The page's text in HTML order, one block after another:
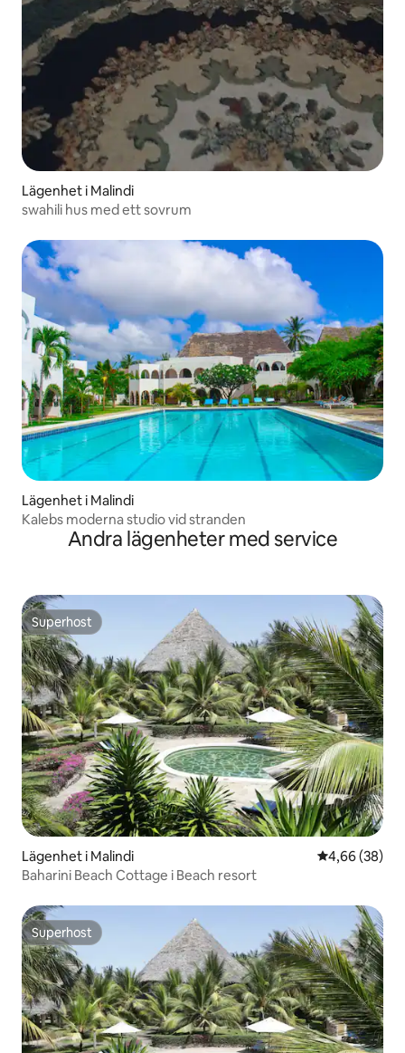
Lägenhet i Malindi
swahili hus med ett sovrum
Lägenhet i Malindi
Kalebs moderna studio vid stranden
Andra lägenheter med service
Superhost
Superhost
Lägenhet i Malindi 4,66 av 5 i
4,66 (38)
Baharini Beach Cottage i Beach resort
Superhost
Superhost